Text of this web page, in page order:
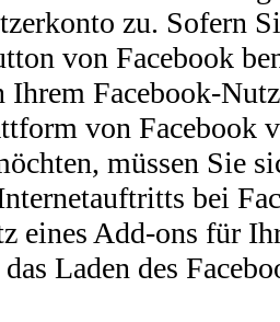
zu. Sofern
von Facebook
Facebook-
von Facebook
müssen Sie
bei
eines Add-ons für
Laden des